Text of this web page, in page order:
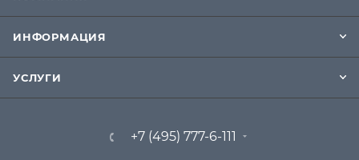
ИНФОРМАЦИЯ
УСЛУГИ
+7 (495) 777-6-111